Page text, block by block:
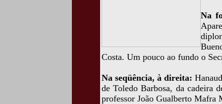
Na
Costa. Um pouco ao fundo o
Na seqüência, à direita:
de Toledo Barbosa, da cadeira
professor João Gualberto Mafra